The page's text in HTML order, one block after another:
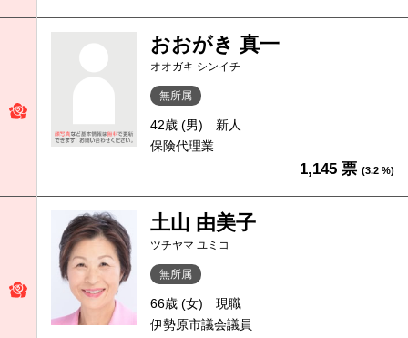
おおがき 真一
オオガキ シンイチ
無所属
42歳 (男)
新人
保険代理業
1,145 票 (3.2 %)
土山 由美子
ツチヤマ ユミコ
無所属
66歳 (女)
現職
伊勢原市議会議員